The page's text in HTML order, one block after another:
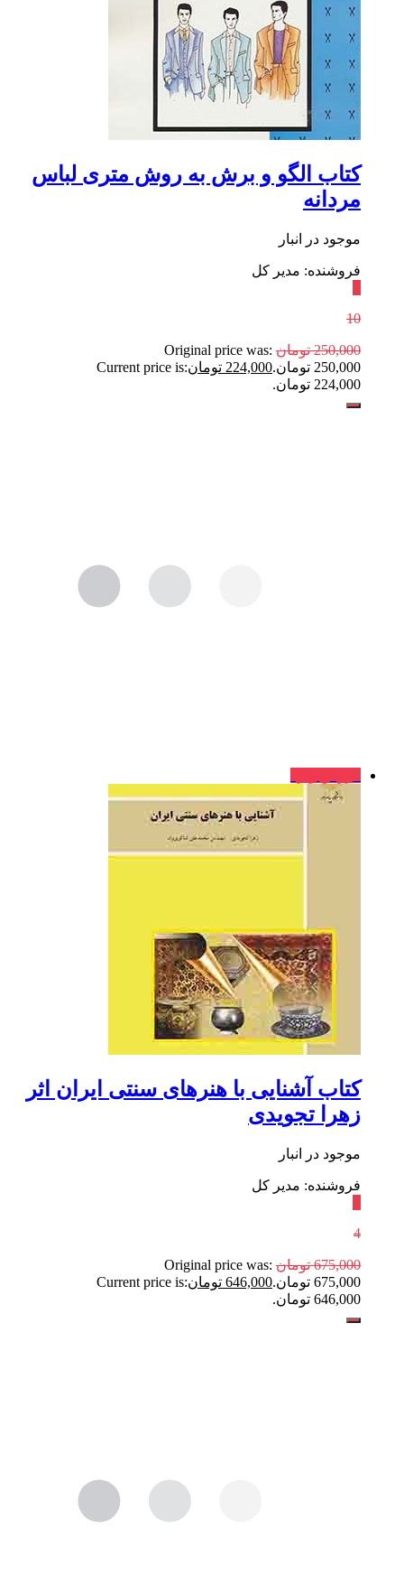
کتاب الگو و برش به روش متری لباس
مردانه
موجود در انبار
فروشنده: مدیر کل
10
250,000 تومان Original price was:
250,000 تومان.
224,000 تومانCurrent price is:
224,000 تومان.
کتاب آشنایی با هنرهای سنتی ایران اثر
زهرا تجویدی
موجود در انبار
فروشنده: مدیر کل
4
675,000 تومان Original price was:
675,000 تومان.
646,000 تومانCurrent price is:
646,000 تومان.